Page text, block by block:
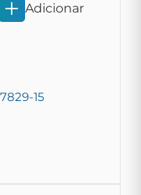
15
Adicionar